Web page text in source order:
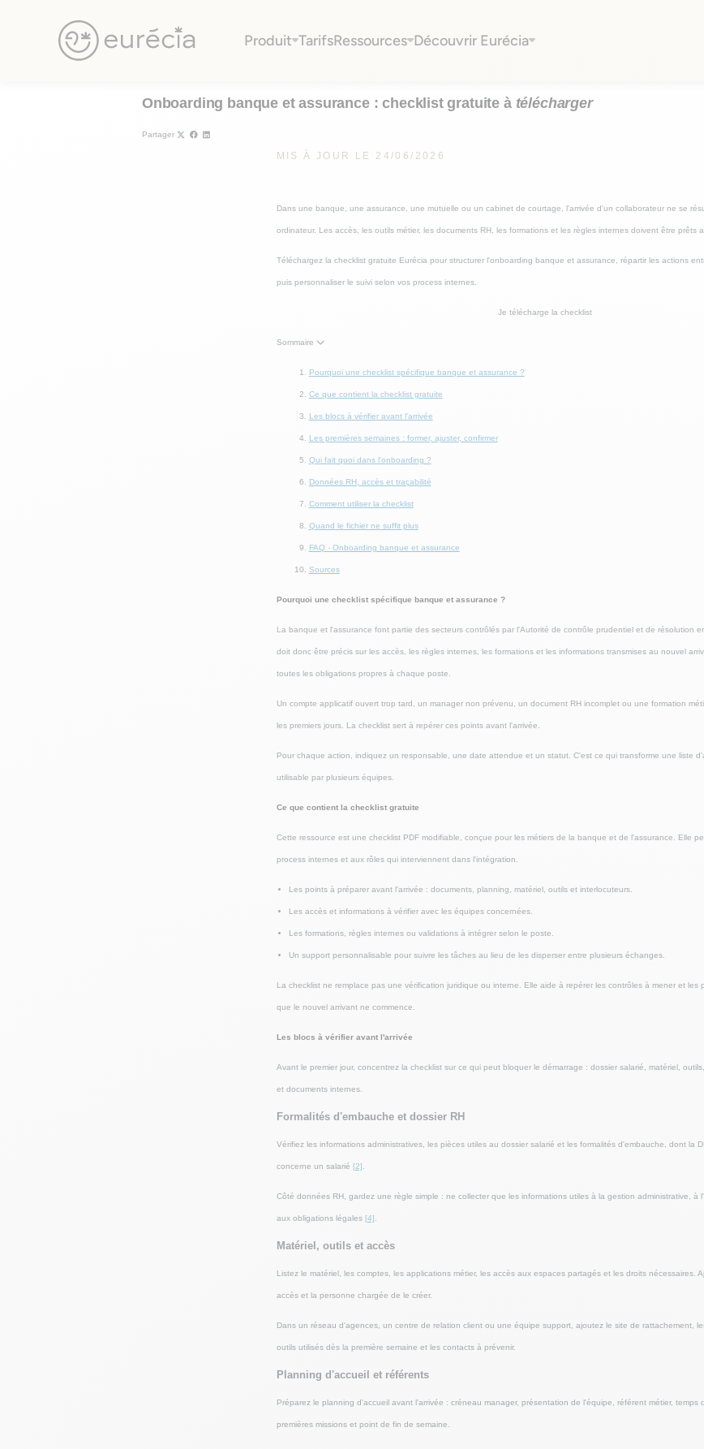
Produit TarifsRessources Découvrir Eurécia
Onboarding banque et assurance : checklist gratuite à télécharger
Partager
MIS À JOUR LE 24/06/2026
Dans une banque, une assurance, une mutuelle ou un cabinet de courtage, l'arrivée d'un collaborateur ne se
ordinateur. Les accès, les outils métier, les documents RH, les formations et les règles internes doivent être prêts
Téléchargez la checklist gratuite Eurécia pour structurer l'onboarding banque et assurance, répartir les actions
puis personnaliser le suivi selon vos process internes.
Je télécharge la checklist
Sommaire
Pourquoi une checklist spécifique banque et assurance ?
Ce que contient la checklist gratuite
Les blocs à vérifier avant l'arrivée
Les premières semaines : former, ajuster, confirmer
Qui fait quoi dans l'onboarding ?
Données RH, accès et traçabilité
Comment utiliser la checklist
Quand le fichier ne suffit plus
FAQ - Onboarding banque et assurance
Sources
Pourquoi une checklist spécifique banque et assurance ?
La banque et l'assurance font partie des secteurs contrôlés par l'Autorité de contrôle prudentiel et de résolution
doit donc être précis sur les accès, les règles internes, les formations et les informations transmises au nouvel
toutes les obligations propres à chaque poste.
Un compte applicatif ouvert trop tard, un manager non prévenu, un document RH incomplet ou une formation
les premiers jours. La checklist sert à repérer ces points avant l'arrivée.
Pour chaque action, indiquez un responsable, une date attendue et un statut. C'est ce qui transforme une liste
utilisable par plusieurs équipes.
Ce que contient la checklist gratuite
Cette ressource est une checklist PDF modifiable, conçue pour les métiers de la banque et de l'assurance. Elle
process internes et aux rôles qui interviennent dans l'intégration.
Les points à préparer avant l'arrivée : documents, planning, matériel, outils et interlocuteurs.
Les accès et informations à vérifier avec les équipes concernées.
Les formations, règles internes ou validations à intégrer selon le poste.
Un support personnalisable pour suivre les tâches au lieu de les disperser entre plusieurs échanges.
La checklist ne remplace pas une vérification juridique ou interne. Elle aide à repérer les contrôles à mener et les
que le nouvel arrivant ne commence.
Les blocs à vérifier avant l'arrivée
Avant le premier jour, concentrez la checklist sur ce qui peut bloquer le démarrage : dossier salarié, matériel,
et documents internes.
Formalités d'embauche et dossier RH
Vérifiez les informations administratives, les pièces utiles au dossier salarié et les formalités d'embauche, dont la
concerne un salarié [2]
Côté données RH, gardez une règle simple : ne collecter que les informations utiles à la gestion administrative, à
aux obligations légales [4]
Matériel, outils et accès
Listez le matériel, les comptes, les applications métier, les accès aux espaces partagés et les droits nécessaires.
accès et la personne chargée de le créer.
Dans un réseau d'agences, un centre de relation client ou une équipe support, ajoutez le site de rattachement,
outils utilisés dès la première semaine et les contacts à prévenir.
Planning d'accueil et référents
Préparez le planning d'accueil avant l'arrivée : créneau manager, présentation de l'équipe, référent métier, temps
premières missions et point de fin de semaine.